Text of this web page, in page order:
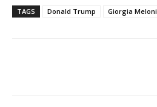
TAGS Donald Trump Giorgia Meloni